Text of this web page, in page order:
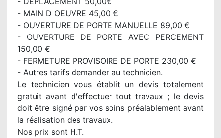
- MAIN D OEUVRE 45,00 €
- OUVERTURE DE PORTE MANUELLE 89,00 €
- OUVERTURE DE PORTE AVEC PERCEMENT
150,00 €
- FERMETURE PROVISOIRE DE PORTE 230,00 €
- Autres tarifs demander au technicien.
Le technicien vous établit un devis totalement
gratuit avant d'effectuer tout travaux ; le devis
doit être signé par vos soins préalablement avant
la réalisation des travaux.
Nos prix sont H.T.